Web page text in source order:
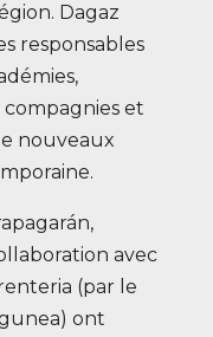
Dagaz
responsables
et
nouveaux
avec
(par le
ont